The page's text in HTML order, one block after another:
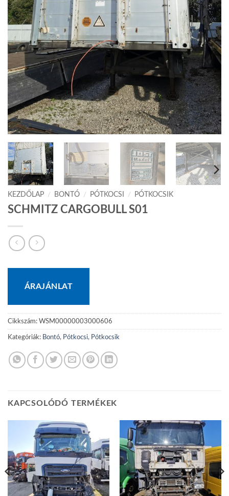
KEZDŐLAP / BONTÓ / PÓTKOCSI / PÓTKOCSIK
SCHMITZ CARGOBULL S01
ÁRAJÁNLAT
Cikkszám: WSM00000003000606
Kategóriák: Bontó, Pótkocsi, Pótkocsik
KAPCSOLÓDÓ TERMÉKEK